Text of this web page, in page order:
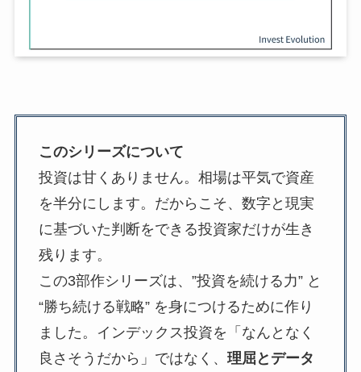
このシリーズについて
投資は甘くありません。相場は平気で資産
を半分にします。だからこそ、数字と現実
に基づいた判断をできる投資家だけが生き
残ります。
この3部作シリーズは、”投資を続ける力” と
“勝ち続ける戦略” を身につけるために作り
ました。インデックス投資を「なんとなく
良さそうだから」ではなく、 理屈とデータ